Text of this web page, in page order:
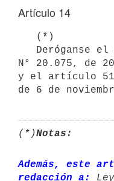
Artículo 14
N° 20.075, de
y el artículo 51
(*)Notas:
Además, este
redacción a: